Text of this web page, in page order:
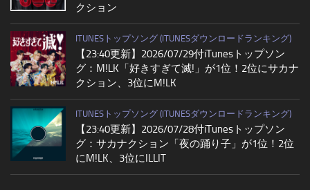
クション
ITUNESトップソング (ITUNESダウンロードランキング)
【23:40更新】2026/07/29付iTunesトップソン
グ：M!LK「好きすぎて滅!」が1位！2位にサカナ
クション、3位にM!LK
ITUNESトップソング (ITUNESダウンロードランキング)
【23:40更新】2026/07/28付iTunesトップソン
グ：サカナクション「夜の踊り子」が1位！2位
にM!LK、3位にILLIT